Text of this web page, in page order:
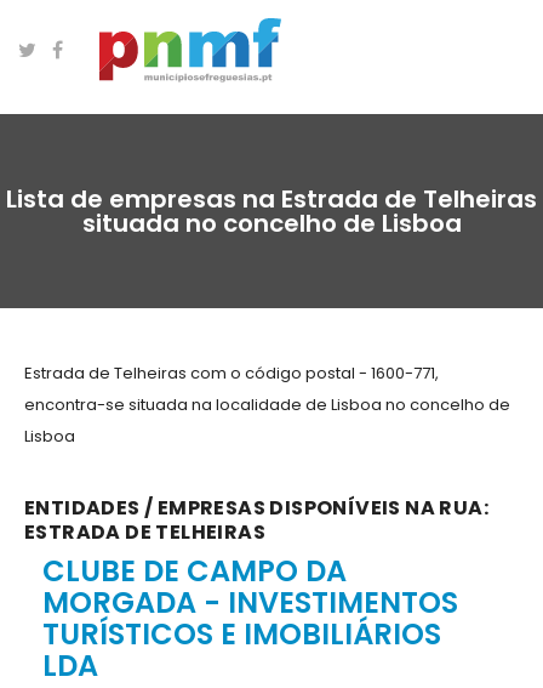
Lista de empresas na Estrada de Telheiras
situada no concelho de Lisboa
Estrada de Telheiras com o código postal - 1600-771,
encontra-se situada na localidade de Lisboa no concelho de
Lisboa
ENTIDADES / EMPRESAS DISPONÍVEIS NA RUA:
ESTRADA DE TELHEIRAS
CLUBE DE CAMPO DA
MORGADA - INVESTIMENTOS
TURÍSTICOS E IMOBILIÁRIOS
LDA